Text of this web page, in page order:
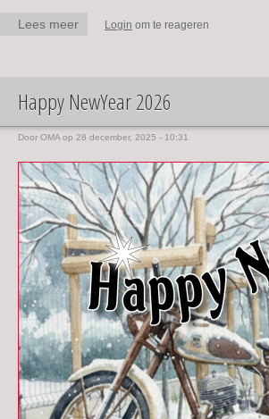
Lees meer over R.I.P. Roger
Login om te reageren
Happy NewYear 2026
Door OMA op 28 december, 2025 - 10:31